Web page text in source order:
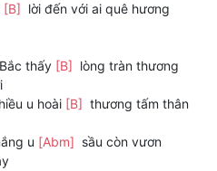
[B] lời đến với ai quê hương
thấy [B] lòng tràn thương
u hoài [B] thương tấm thân
u [Abm] sầu còn vươn